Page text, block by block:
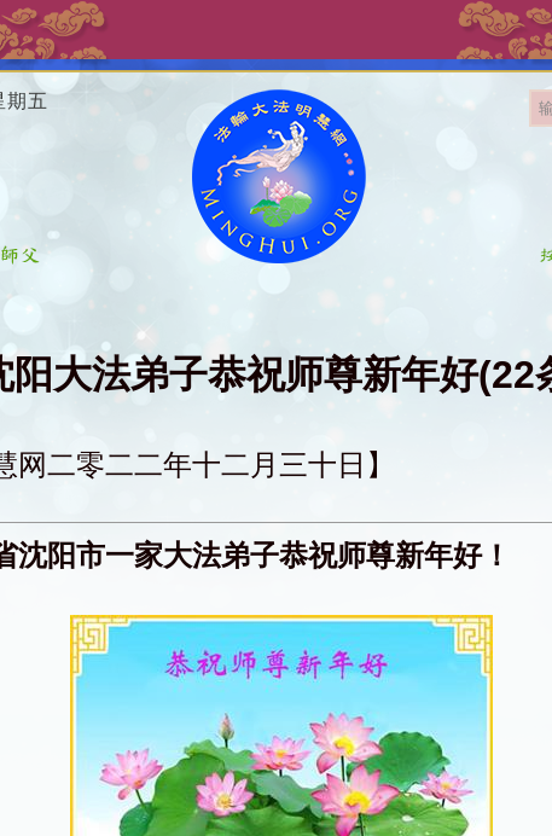
期五
阳大法弟子恭祝师尊新年好(22
网二零二二年十二月三十日】
沈阳市一家大法弟子恭祝师尊新年好！